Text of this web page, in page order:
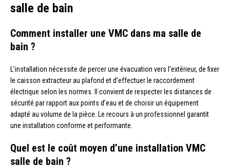
salle de bain
Comment installer une VMC dans ma salle de
bain ?
L’installation nécessite de percer une évacuation vers l’extérieur, de fixer
le caisson extracteur au plafond et d’effectuer le raccordement
électrique selon les normes. Il convient de respecter les distances de
sécurité par rapport aux points d’eau et de choisir un équipement
adapté au volume de la pièce. Le recours à un professionnel garantit
une installation conforme et performante.
Quel est le coût moyen d’une installation VMC
salle de bain ?